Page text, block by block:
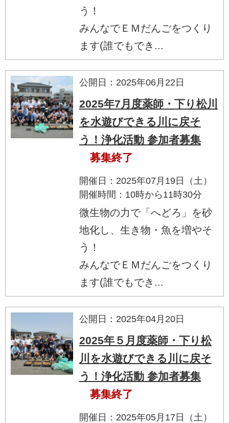
う！
みんなでＥＭだんごをつくり
ます(誰でもでき...
公開日：2025年06月22日
2025年7月度薬師・下り松川
を水遊びできる川に戻そ
う！浄化活動 参加者募集
募集終了
開催日：2025年07月19日（土）
開催時間：10時から11時30分
微生物の力で「へどろ」を砂
地化し、生き物・魚を増やそ
う！
みんなでＥＭだんごをつくり
ます(誰でもでき...
公開日：2025年04月20日
2025年５月度薬師・下り松
川を水遊びできる川に戻そ
う！浄化活動 参加者募集
募集終了
開催日：2025年05月17日（土）